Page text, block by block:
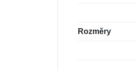
Rozměry